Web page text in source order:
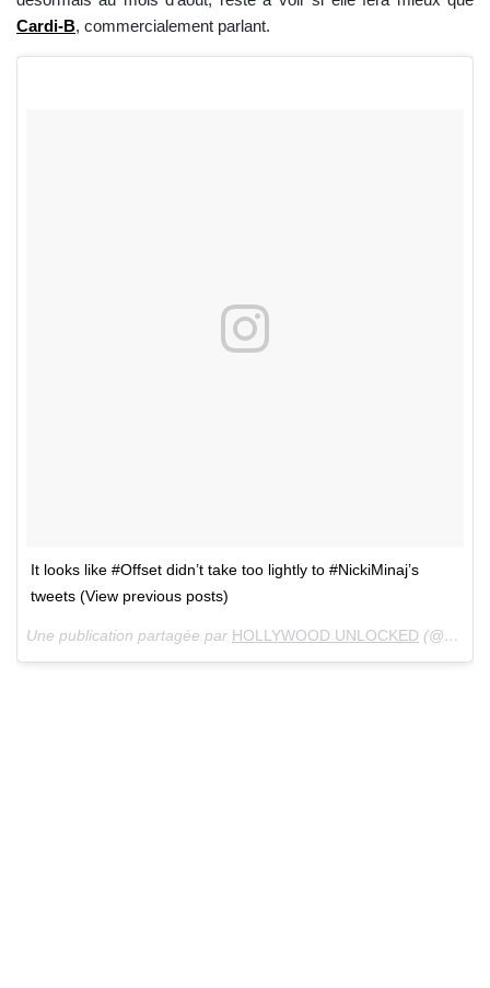
Cardi-B, commercialement parlant.
It looks like #Offset didn’t take too lightly to #NickiMinaj’s
tweets (View previous posts)
Une publication partagée par HOLLYWOOD UNLOCKED (@hollywoodunlocked) le 27 Mai 2018 à 10 :55 PDT